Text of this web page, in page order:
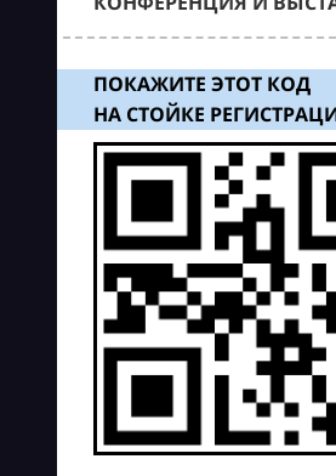
ПОКАЖИТЕ ЭТОТ КОД
НА СТОЙКЕ